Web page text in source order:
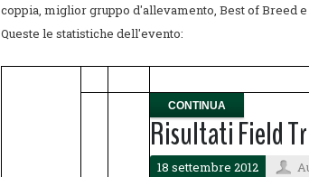
coppia, miglior gruppo d'allevamento, Best of Breed e
Queste le statistiche dell'evento:
CONTINUA
Risultati Field
18 settembre 2012